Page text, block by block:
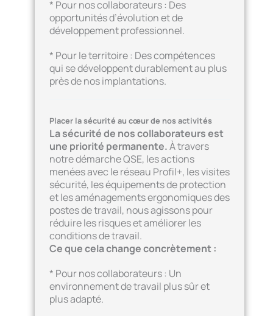
* Pour nos collaborateurs : Des
opportunités d’évolution et de
développement professionnel.
* Pour le territoire : Des compétences
qui se développent durablement au plus
près de nos implantations.
Placer la sécurité au cœur de nos activités
La sécurité de nos collaborateurs est
une priorité permanente.À travers
notre démarche QSE, les actions
menées avec le réseau Profil+, les visites
sécurité, les équipements de protection
et les aménagements ergonomiques des
postes de travail, nous agissons pour
réduire les risques et améliorer les
conditions de travail.
Ce que cela change concrètement :
* Pour nos collaborateurs : Un
environnement de travail plus sûr et
plus adapté.